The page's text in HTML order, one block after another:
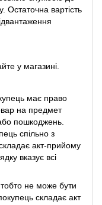
Остаточна вартість
у магазині.
має право
на предмет
пошкоджень.
спільно з
акт-прийому
вказує всі
не може бути
складає акт